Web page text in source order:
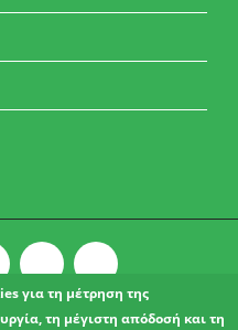
για τη μέτρηση της
τη μέγιστη απόδοσή και τη